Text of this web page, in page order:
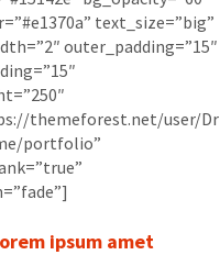
text_size=”big”
outer_padding=”15″
themeforest.net/user/Dr
portfolio”
ipsum amet